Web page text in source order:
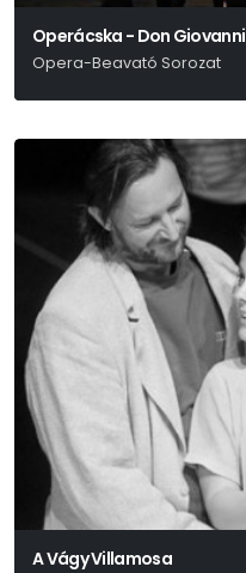
Operácska - Don Giovanni
Opera-Beavató Sorozat
A Vágy Villamosa